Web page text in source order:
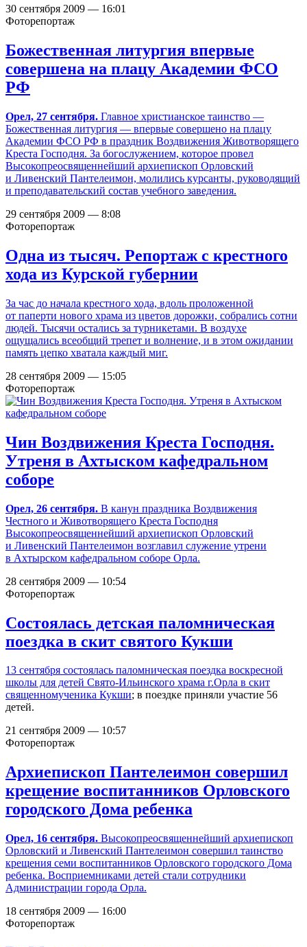
30 сентября 2009 — 16:01
Фоторепортаж
Божественная литургия впервые
совершена на плацу Академии ФСО
РФ
Орел, 27 сентября. Главное христианское таинство —
Божественная литургия — впервые совершено на плацу
Академии ФСО РФ в праздник Воздвижения Животворящего
Креста Господня. За богослужением, которое провел
Высокопреосвященнейший архиепископ Орловский
и Ливенский Пантелеимон, молились курсанты, руководящий
и преподавательский состав учебного заведения.
29 сентября 2009 — 8:08
Фоторепортаж
Одна из тысяч. Репортаж с крестного
хода из Курской губернии
За час до начала крестного хода, вдоль проложенной
от паперти нового храма из цветов дорожки, собрались сотни
людей. Тысячи остались за турникетами. В воздухе
ощущались всеобщий трепет и волнение, и в этом ожидании
память цепко хватала каждый миг.
28 сентября 2009 — 15:05
Фоторепортаж
Чин Воздвижения Креста Господня.
Утреня в Ахтыском кафедральном
соборе
Орел, 26 сентября. В канун праздника Воздвижения
Честного и Животворящего Креста Господня
Высокопреосвященнейший архиепископ Орловский
и Ливенский Пантелеимон возглавил служение утрени
в Ахтырском кафедральном соборе Орла.
28 сентября 2009 — 10:54
Фоторепортаж
Состоялась детская паломническая
поездка в скит святого Кукши
13 сентября состоялась паломническая поездка воскресной
школы для детей Свято-Ильинского храма г.Орла в скит
священномученика Кукши; в поездке приняли участие 56
детей.
21 сентября 2009 — 10:57
Фоторепортаж
Архиепископ Пантелеимон совершил
крещение воспитанников Орловского
городского Дома ребенка
Орел, 16 сентября. Высокопреосвященнейший архиепископ
Орловский и Ливенский Пантелеимон совершил таинство
крещения семи воспитанников Орловского городского Дома
ребенка. Восприемниками детей стали сотрудники
Администрации города Орла.
18 сентября 2009 — 16:00
Фоторепортаж